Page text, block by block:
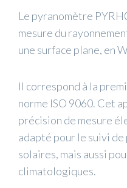
Le pyranomètre
mesure du
une surface plane, en
Il correspond à la
norme ISO 9060. Cet
précision de mesure
adapté pour le suivi
solaires, mais aussi
climatologiques.